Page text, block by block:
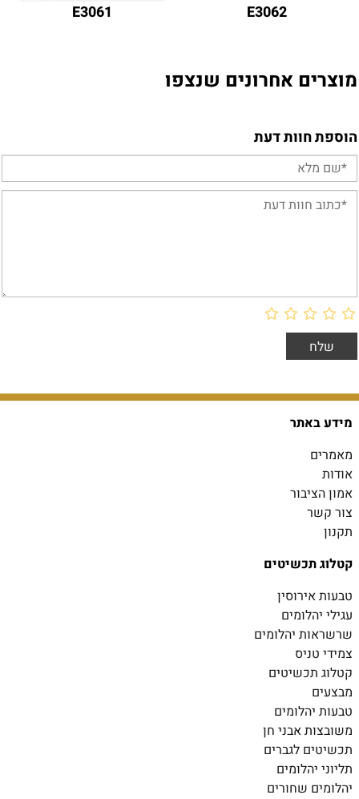
E3062
E3061
מוצרים אחרונים שנצפו
הוספת חוות דעת
מידע באתר
מאמרים
אודות
אמון הציבור
צור קשר
תקנון
קטלוג תכשיטים
טבעות אירוסין
עגילי יהלומים
שרשראות יהלומים
צמידי טניס
קטלוג תכשיטים
מבצעים
טבעות יהלומים
משובצות אבני חן
תכשיטים לגברים
תליוני יהלומים
יהלומים שחורים